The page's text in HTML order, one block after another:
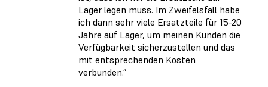
Lager legen muss. Im Zweifelsfall habe
ich dann sehr viele Ersatzteile für 15-20
Jahre auf Lager, um meinen Kunden die
Verfügbarkeit sicherzustellen und das
mit entsprechenden Kosten
verbunden.”